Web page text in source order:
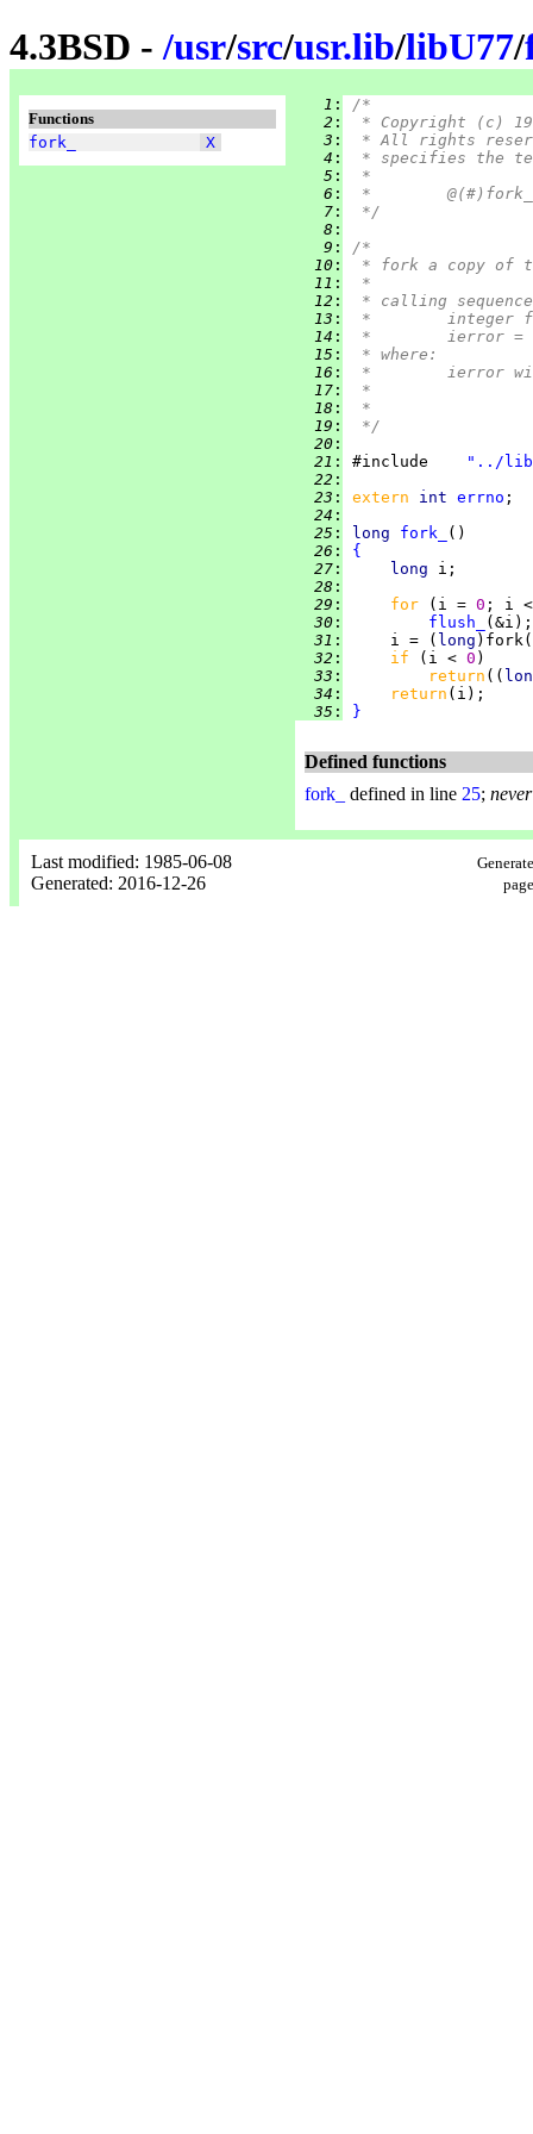
4.3BSD -/usr/src/usr.lib/libU77/
Functions
fork_
X
   1
:
/*
   2
:
* Copyright (c)
   3
:
* All rights
   4
:
* specifies the
   5
:
*
   6
:
   7
:
*/
   8
:
   9
:
/*
  10
:
* fork a copy of
  11
:
*
  12
:
* calling
  13
:
*	integer
  14
:
*	ierror
  15
:
* where:
  16
:
  17
:
  18
:
  19
:
*/
  20
:
  21
: #include
"../
  22
:
  23
: extern int errno
  24
:
  25
: long fork_
  26
:
{
  27
: long
  28
:
  29
: for (i = 0 ; i
  30
:
flush_
  31
:
     i = (
long
  32
: if (i < 0
  33
: return ((
  34
: return
  35
: }
Defined functions
fork_
defined in line 25;
Last modified: 1985-06-08
Generated: 2016-12-26